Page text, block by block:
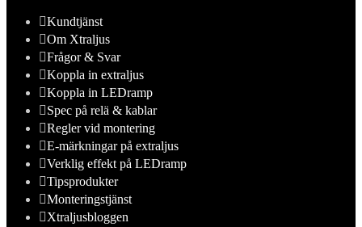
Kundtjänst
Om Xtraljus
Frågor & Svar
Koppla in extraljus
Koppla in LEDramp
Spec på relä & kablar
Regler vid montering
E-märkningar på extraljus
Verklig effekt på LEDramp
Tipsprodukter
Monteringstjänst
Xtraljusbloggen